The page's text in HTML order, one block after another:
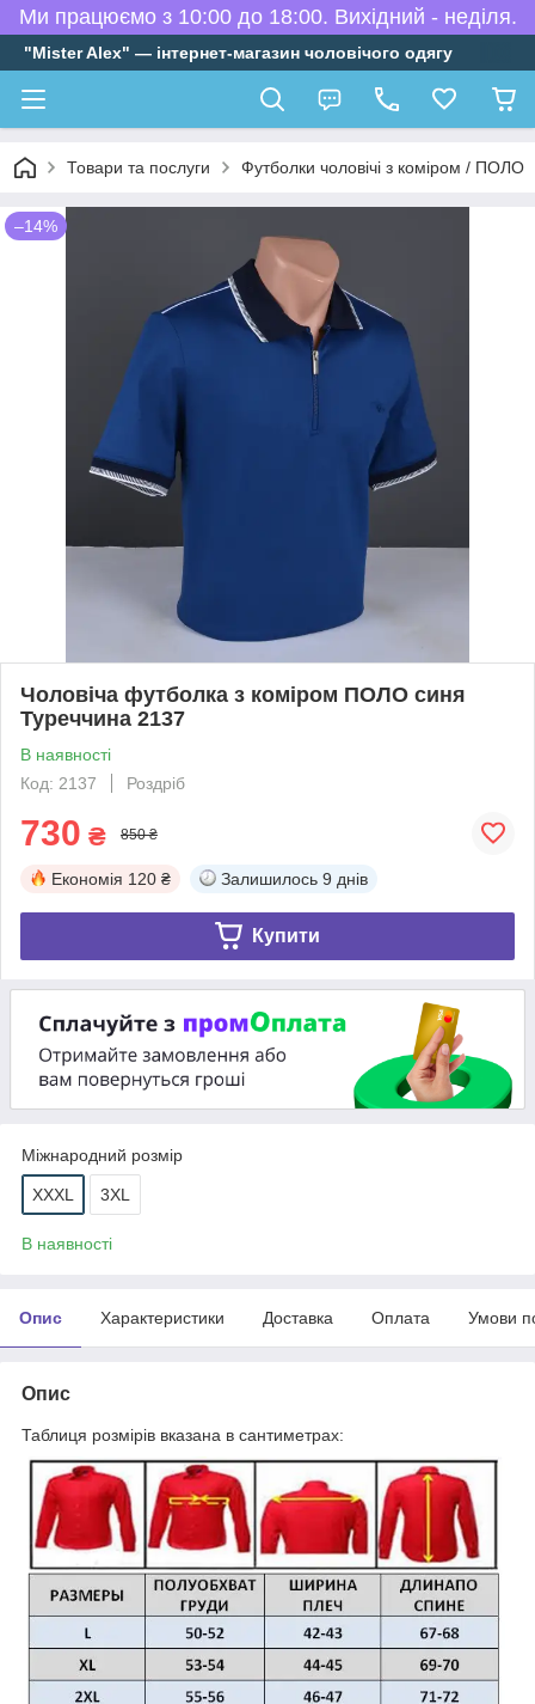
Ми працюємо з 10:00 до 18:00. Вихідний - неділя.
"Mister Alex" — інтернет-магазин чоловічого одягу
Товари та послуги Футболки чоловічі з коміром / ПОЛО
–14%
Чоловіча футболка з коміром ПОЛО синя
Туреччина 2137
В наявності
Код: 2137
Роздріб
730 ₴ 850 ₴
Економія 120 ₴ Залишилось 9 днів
Купити
Міжнародний розмір
XXXL 3XL
В наявності
Опис Характеристики Доставка Оплата Умови
Опис
Таблиця розмірів вказана в сантиметрах: